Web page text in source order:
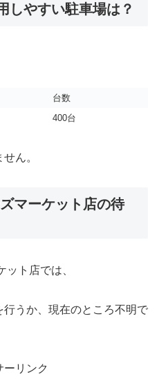
しやすい駐車場は？
台数
400台
ん。
マーケット店の待
ト店では、
うか、現在のところ不明で
ーリンク